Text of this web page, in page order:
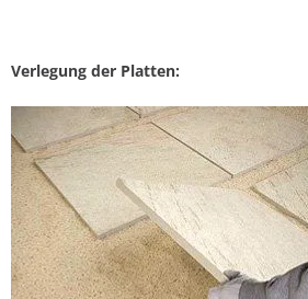
Verlegung der Platten: